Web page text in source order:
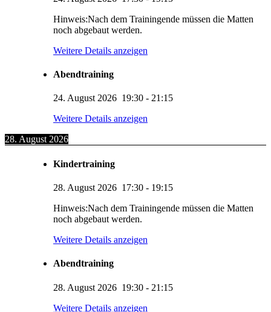
Hinweis:Nach dem Trainingende müssen die Matten
noch abgebaut werden.
Weitere Details anzeigen
Abendtraining
24. August 2026 19:30 - 21:15
Weitere Details anzeigen
28. August 2026
Kindertraining
28. August 2026 17:30 - 19:15
Hinweis:Nach dem Trainingende müssen die Matten
noch abgebaut werden.
Weitere Details anzeigen
Abendtraining
28. August 2026 19:30 - 21:15
Weitere Details anzeigen